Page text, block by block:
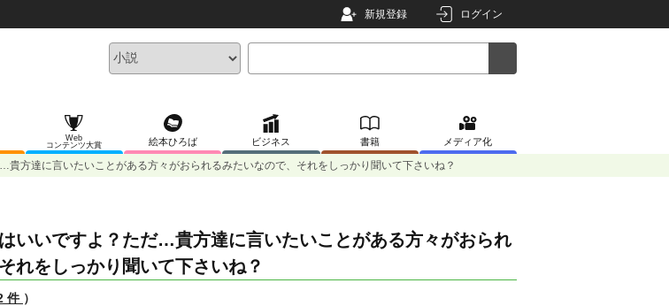
新規登録 ログイン
Web
コンテンツ大賞
絵本ひろば ビジネス 書籍 メディア化
貴方達に言いたいことがある方々がおられるみたいなので、それをしっかり聞いて下さいね？
はいいですよ？ただ…貴方達に言いたいことがある方々がおられ
れをしっかり聞いて下さいね？
件 ）